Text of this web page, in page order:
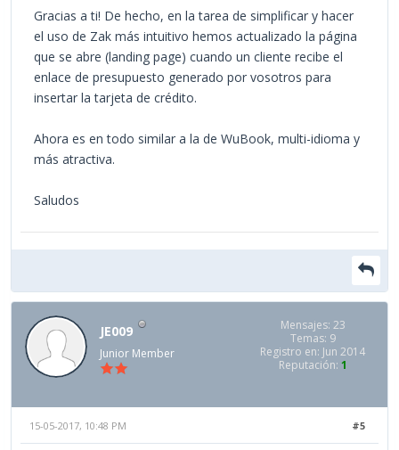
Gracias a ti! De hecho, en la tarea de simplificar y hacer
el uso de Zak más intuitivo hemos actualizado la página
que se abre (landing page) cuando un cliente recibe el
enlace de presupuesto generado por vosotros para
insertar la tarjeta de crédito.
Ahora es en todo similar a la de WuBook, multi-idioma y
más atractiva.
Saludos
JE009
Junior Member
Mensajes: 23
Temas: 9
Registro en: Jun 2014
Reputación: 1
#5
15-05-2017, 10:48 PM